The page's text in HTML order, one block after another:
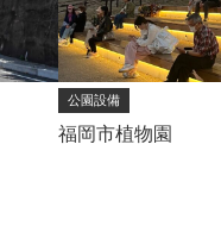
公園設備
福岡市植物園